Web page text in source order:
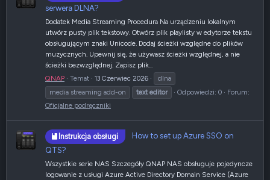
serwera DLNA?
Dodatek Media Streaming Procedura Na urządzeniu lokalnym
utwórz pusty plik tekstowy. Otwórz plik playlisty w edytorze tekstu
obsługującym znaki Unicode. Dodaj ścieżki względne do plików
muzycznych. Upewnij się, że używasz ścieżki względnej, a nie
ścieżki bezwzględnej. Zapisz plik...
QNAP
Temat 13 Czerwiec 2026
dlna
media streaming add-on
text editor Odpowiedzi: 0
Forum:
Oficjalne podręczniki
Instrukcja obsługi
How to set up Azure SSO on
QTS?
Wszystkie serie NAS Szczegóły QNAP NAS obsługuje pojedyncze
logowanie z usługi Azure Active Directory Domain Service (Azure